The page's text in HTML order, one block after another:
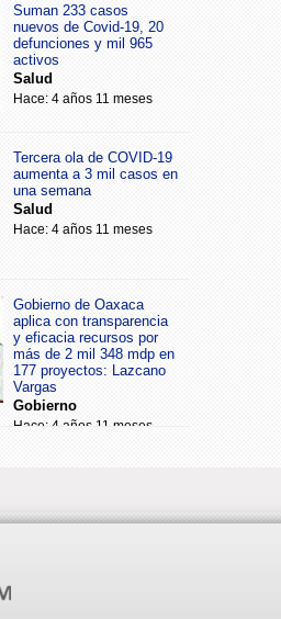
Suman 233 casos
nuevos de Covid-19, 20
defunciones y mil 965
activos
Salud
Hace: 4 años 11 meses
Tercera ola de COVID-19
aumenta a 3 mil casos en
una semana
Salud
Hace: 4 años 11 meses
Gobierno de Oaxaca
aplica con transparencia
y eficacia recursos por
más de 2 mil 348 mdp en
177 proyectos: Lazcano
Vargas
Gobierno
Hace: 4 años 11 meses